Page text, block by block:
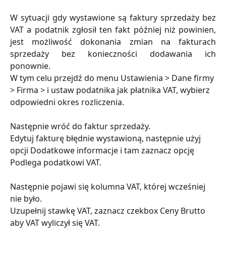
W sytuacji gdy wystawione są faktury sprzedaży bez
VAT a podatnik zgłosił ten fakt później niż powinien,
jest możliwość dokonania zmian na fakturach
sprzedaży bez konieczności dodawania ich
ponownie.
W tym celu przejdź do menu Ustawienia > Dane firmy
> Firma > i ustaw podatnika jak płatnika VAT, wybierz
odpowiedni okres rozliczenia.
Następnie wróć do faktur sprzedaży.
Edytuj fakturę błędnie wystawioną, następnie użyj
opcji Dodatkowe informacje i tam zaznacz opcję
Podlega podatkowi VAT.
Następnie pojawi się kolumna VAT, której wcześniej
nie było.
Uzupełnij stawkę VAT, zaznacz czekbox Ceny Brutto
aby VAT wyliczył się VAT.